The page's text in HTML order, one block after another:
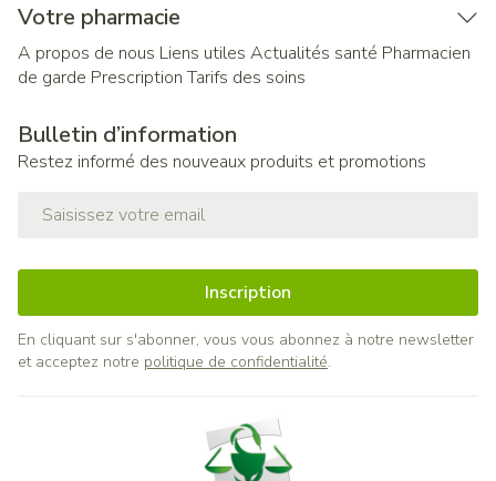
Votre pharmacie
A propos de nous Liens utiles Actualités santé Pharmacien
de garde Prescription Tarifs des soins
Bulletin d’information
Restez informé des nouveaux produits et promotions
Inscription
En cliquant sur s'abonner, vous vous abonnez à notre newsletter
et acceptez notre politique de confidentialité.